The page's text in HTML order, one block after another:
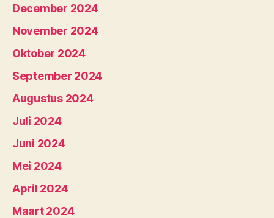
December 2024
November 2024
Oktober 2024
September 2024
Augustus 2024
Juli 2024
Juni 2024
Mei 2024
April 2024
Maart 2024